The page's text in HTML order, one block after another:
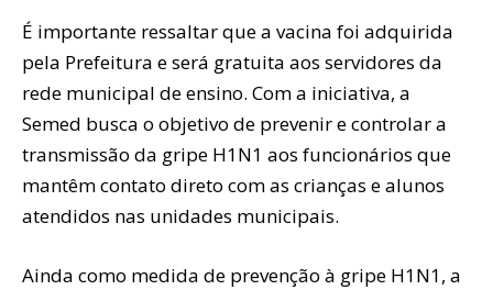
É importante ressaltar que a vacina foi adquirida
pela Prefeitura e será gratuita aos servidores da
rede municipal de ensino. Com a iniciativa, a
Semed busca o objetivo de prevenir e controlar a
transmissão da gripe H1N1 aos funcionários que
mantêm contato direto com as crianças e alunos
atendidos nas unidades municipais.
Ainda como medida de prevenção à gripe H1N1, a